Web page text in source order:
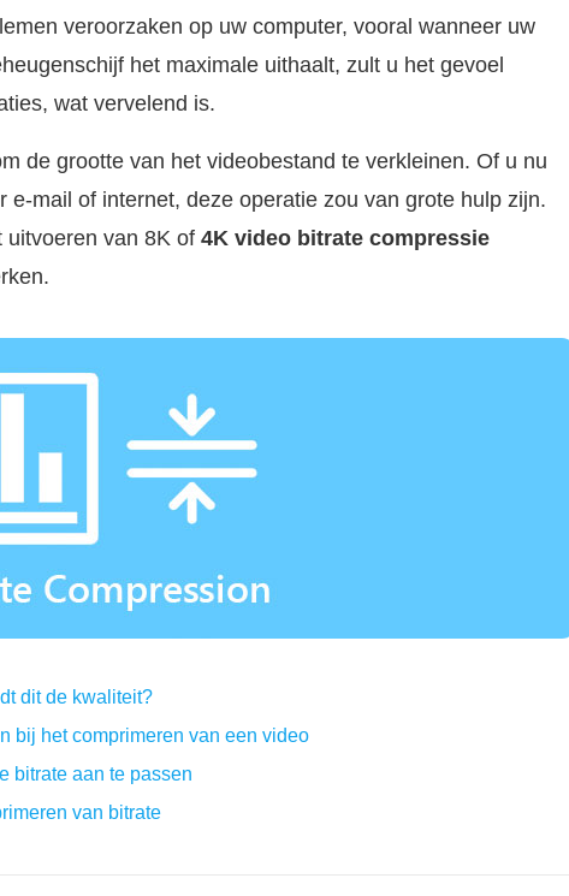
veroorzaken op uw computer, vooral wanneer uw
het maximale uithaalt, zult u het gevoel
wat vervelend is.
de grootte van het videobestand te verkleinen. Of u nu
mail of internet, deze operatie zou van grote hulp zijn.
uitvoeren van 8K of 4K video bitrate compressie
dit de kwaliteit?
bij het comprimeren van een video
bitrate aan te passen
van bitrate